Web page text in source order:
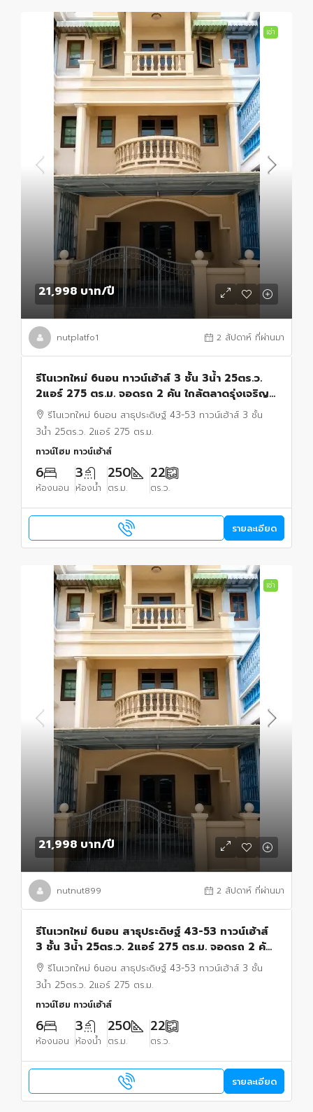
เช่า
21,998 บาท/ปี
nutplatfo1 2 สัปดาห์ ที่ผ่านมา
รีโนเวทใหม่ 6นอน ทาวน์เฮ้าส์ 3 ชั้น 3น้ำ 25ตร.ว.
2แอร์ 275 ตร.ม. จอดรถ 2 คัน ใกล้ตลาดรุ่งเจริญ
500 ม.สาธุประดิษฐ์ 43-53
รีโนเวทใหม่ 6นอน สาธุประดิษฐ์ 43-53 ทาวน์เฮ้าส์ 3 ชั้น
3น้ำ 25ตร.ว. 2แอร์ 275 ตร.ม.
ทาวน์โฮม ทาวน์เฮ้าส์
6
ห้องนอน
3
ห้องน้ำ
250
ตร.ม.
22
ตร.ว.
รายละเอียด
เช่า
21,998 บาท/ปี
nutnut899 2 สัปดาห์ ที่ผ่านมา
รีโนเวทใหม่ 6นอน สาธุประดิษฐ์ 43-53 ทาวน์เฮ้าส์
3 ชั้น 3น้ำ 25ตร.ว. 2แอร์ 275 ตร.ม. จอดรถ 2 คัน
ใกล้ตลาดรุ่งเจริญ 500 ม.
รีโนเวทใหม่ 6นอน สาธุประดิษฐ์ 43-53 ทาวน์เฮ้าส์ 3 ชั้น
3น้ำ 25ตร.ว. 2แอร์ 275 ตร.ม.
ทาวน์โฮม ทาวน์เฮ้าส์
6
ห้องนอน
3
ห้องน้ำ
250
ตร.ม.
22
ตร.ว.
รายละเอียด